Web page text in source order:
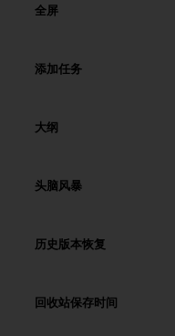
全屏
添加任务
大纲
头脑风暴
历史版本恢复
回收站保存时间